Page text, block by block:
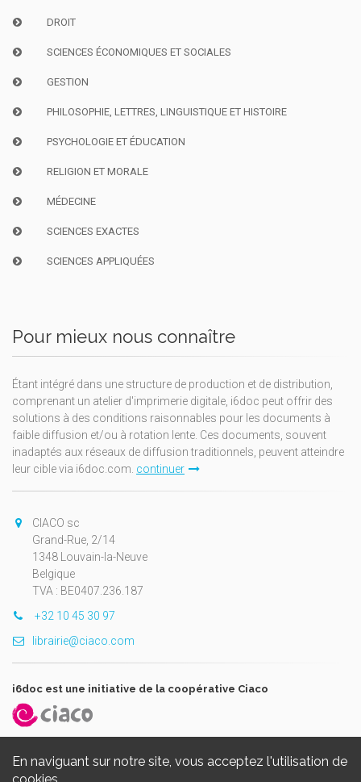
En naviguant sur notre site, vous acceptez l'utilisation de
DROIT
SCIENCES ÉCONOMIQUES ET SOCIALES
GESTION
PHILOSOPHIE, LETTRES, LINGUISTIQUE ET HISTOIRE
PSYCHOLOGIE ET ÉDUCATION
RELIGION ET MORALE
MÉDECINE
SCIENCES EXACTES
SCIENCES APPLIQUÉES
Pour mieux nous connaître
Étant intégré dans une structure de production et de distribution,
comprenant un atelier d'imprimerie digitale, i6doc peut offrir des
solutions à des conditions raisonnables pour les documents à
faible diffusion et/ou à rotation lente. Ces documents, souvent
inadaptés aux réseaux de diffusion traditionnels, peuvent atteindre
leur cible via i6doc.com. continuer
CIACO sc
Grand-Rue, 2/14
1348 Louvain-la-Neuve
Belgique
TVA : BE0407.236.187
+32 10 45 30 97
librairie@ciaco.com
i6doc est une initiative de la coopérative Ciaco